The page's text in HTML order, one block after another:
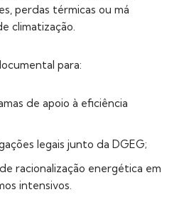
perdas térmicas ou má
climatização.
para:
de apoio à eficiência
legais junto da DGEG;
racionalização energética em
intensivos.